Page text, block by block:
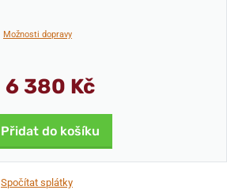
Možnosti dopravy
6 380 Kč
Přidat do košíku
Spočítat splátky